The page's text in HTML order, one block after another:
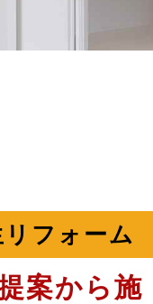
フォーム
案から施